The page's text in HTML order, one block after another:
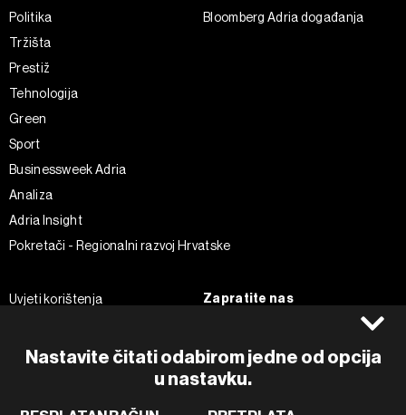
Nastavite čitati odabirom jedne od opcija
u nastavku.
Politika
Tržišta
Prestiž
Tehnologija
Green
Sport
Businessweek Adria
Analiza
Adria Insight
Pokretači - Regionalni razvoj Hrvatske
Bloomberg Adria događanja
Uvjeti korištenja
Politika kolačića
Zapratite nas
Instagram
Twitter